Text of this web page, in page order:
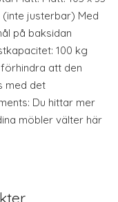
(inte justerbar) Med
på baksidan
100 kg
förhindra att den
med det
Du hittar mer
möbler välter här